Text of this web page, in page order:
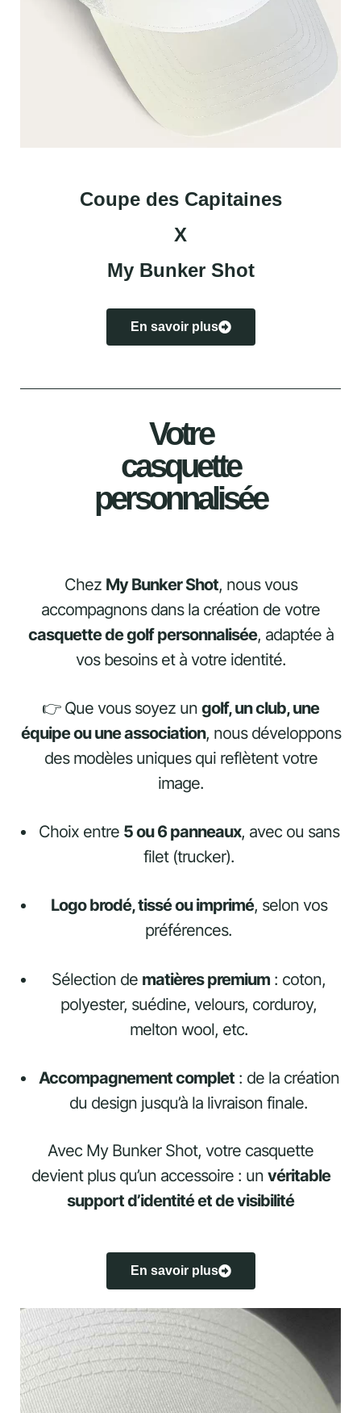
Coupe des Capitaines
X
My Bunker Shot
En savoir plus
Votre
casquette
personnalisée
Chez My Bunker Shot, nous vous
accompagnons dans la création de votre
casquette de golf personnalisée, adaptée à
vos besoins et à votre identité.
👉 Que vous soyez un golf, un club, une
équipe ou une association, nous développons
des modèles uniques qui reflètent votre
image.
Choix entre 5 ou 6 panneaux, avec ou sans
filet (trucker).
Logo brodé, tissé ou imprimé, selon vos
préférences.
Sélection de matières premium : coton,
polyester, suédine, velours, corduroy,
melton wool, etc.
Accompagnement complet: de la création
du design jusqu’à la livraison finale.
Avec My Bunker Shot, votre casquette
devient plus qu’un accessoire : un véritable
support d’identité et de visibilité
En savoir plus